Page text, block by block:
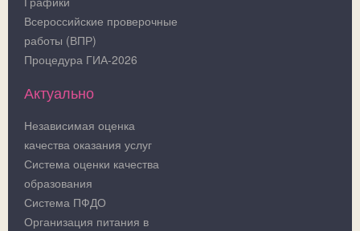
Всероссийские проверочные
работы (ВПР)
Процедура ГИА-2026
Актуально
Независимая оценка
качества оказания услуг
Система оценки качества
образования
Система ПФДО
Организация питания в